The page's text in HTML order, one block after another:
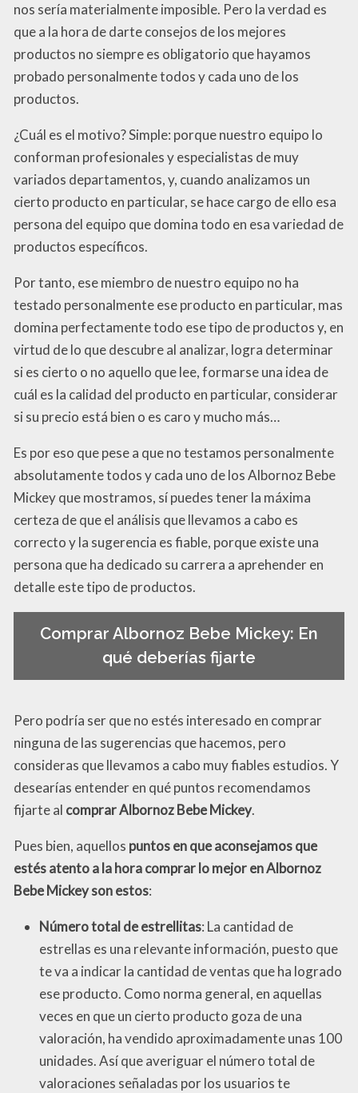
nos sería materialmente imposible. Pero la verdad es
que a la hora de darte consejos de los mejores
productos no siempre es obligatorio que hayamos
probado personalmente todos y cada uno de los
productos.
¿Cuál es el motivo? Simple: porque nuestro equipo lo
conforman profesionales y especialistas de muy
variados departamentos, y, cuando analizamos un
cierto producto en particular, se hace cargo de ello esa
persona del equipo que domina todo en esa variedad de
productos específicos.
Por tanto, ese miembro de nuestro equipo no ha
testado personalmente ese producto en particular, mas
domina perfectamente todo ese tipo de productos y, en
virtud de lo que descubre al analizar, logra determinar
si es cierto o no aquello que lee, formarse una idea de
cuál es la calidad del producto en particular, considerar
si su precio está bien o es caro y mucho más…
Es por eso que pese a que no testamos personalmente
absolutamente todos y cada uno de los Albornoz Bebe
Mickey que mostramos, sí puedes tener la máxima
certeza de que el análisis que llevamos a cabo es
correcto y la sugerencia es fiable, porque existe una
persona que ha dedicado su carrera a aprehender en
detalle este tipo de productos.
Comprar Albornoz Bebe Mickey: En
qué deberías fijarte
Pero podría ser que no estés interesado en comprar
ninguna de las sugerencias que hacemos, pero
consideras que llevamos a cabo muy fiables estudios. Y
desearías entender en qué puntos recomendamos
fijarte al comprar Albornoz Bebe Mickey.
Pues bien, aquellos puntos en que aconsejamos que
estés atento a la hora comprar lo mejor en Albornoz
Bebe Mickey son estos:
Número total de estrellitas: La cantidad de
estrellas es una relevante información, puesto que
te va a indicar la cantidad de ventas que ha logrado
ese producto. Como norma general, en aquellas
veces en que un cierto producto goza de una
valoración, ha vendido aproximadamente unas 100
unidades. Así que averiguar el número total de
valoraciones señaladas por los usuarios te